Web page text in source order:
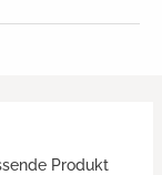
Produkt